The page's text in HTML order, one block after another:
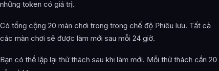
những token có giá trị.
Có tổng cộng 20 màn chơi trong trong chế độ Phiêu lưu. Tất cả
các màn chơi sẽ được làm mới sau mỗi 24 giờ.
Bạn có thể lặp lại thử thách sau khi làm mới. Mỗi thử thách cần 20